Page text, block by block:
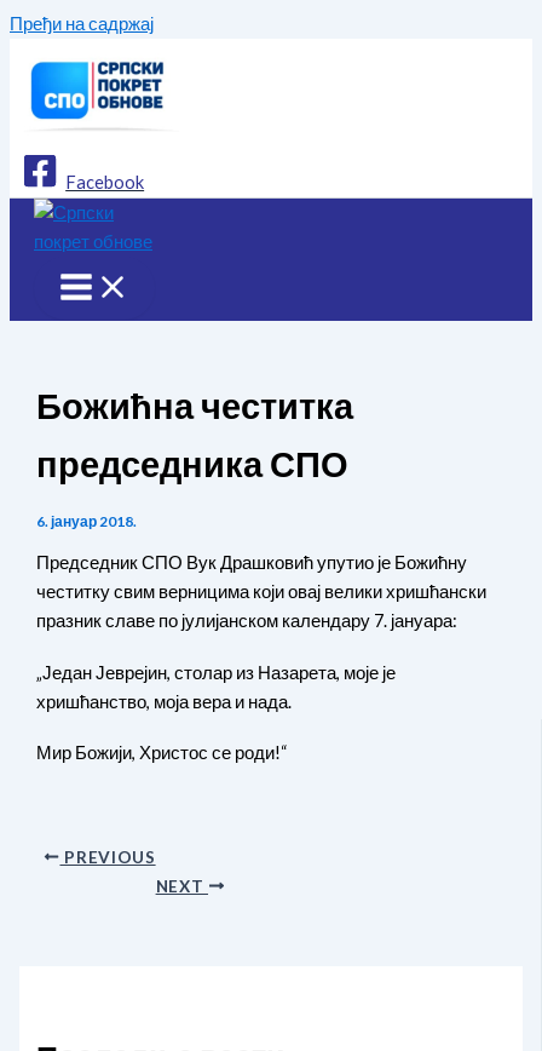
Пређи на садржај
Facebook
Божићна честитка
председника СПО
6. јануар 2018.
Председник СПО Вук Драшковић упутио је Божићну
честитку свим верницима који овај велики хришћански
празник славе по јулијанском календару 7. јануара:
„Један Јеврејин, столар из Назарета, моје је
хришћанство, моја вера и нада.
Мир Божији, Христос се роди!“
PREVIOUS
NEXT